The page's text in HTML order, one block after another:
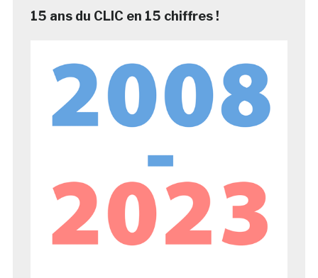
15 ans du CLIC en 15 chiffres !